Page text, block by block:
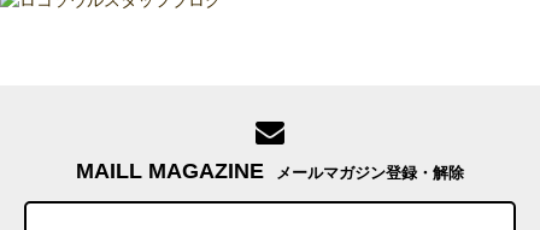
MAILL MAGAZINE メールマガジン登録・解除